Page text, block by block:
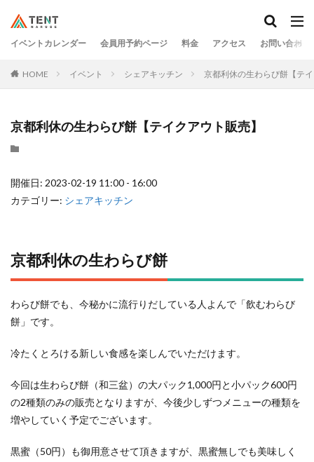
イベントカレンダー 会員用予約ページ 料金 アクセス お問い合わせ
HOME イベント シェアキッチン 京都利休の生わらび餅【テ
京都利休の生わらび餅【テイクアウト販売】
開催日: 2023-02-19 11:00 - 16:00
カテゴリー: シェアキッチン
京都利休の生わらび餅
わらび餅でも、今秘かに流行りだしている人よんで「飲むわらび
餅」です。
冷たくとろける新しい食感を楽しんでいただけます。
今回は生わらび餅（和三盆）の大パック1,000円と小パック600円
の2種類のみの販売となりますが、今後少しずつメニューの種類を
増やしていく予定でございます。
黒蜜（50円）も御用意させて頂きますが、黒蜜無しでも美味しく